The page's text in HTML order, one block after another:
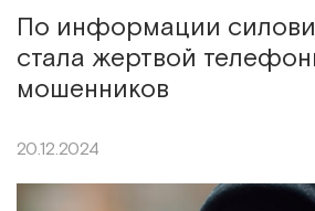
По информации
стала жертвой
мошенников
20.12.2024